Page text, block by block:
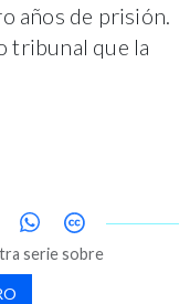
años de prisión.
tribunal que la
serie sobre